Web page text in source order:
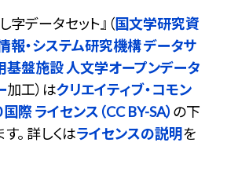
字データセット 』（国文学研究資
報・システム研究機構 データサ
基盤施設 人文学オープンデータ
加工）はクリエイティブ・コモン
際 ライセンス（CC BY-SA） の下
。 詳しくはライセンスの説明を